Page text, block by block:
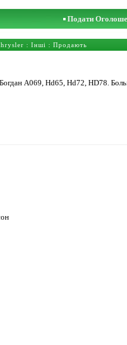
Подати
: Інші : Продають
А069, Hd65, Hd72, HD78.